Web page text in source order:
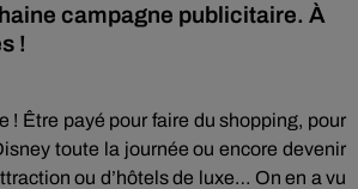
campagne publicitaire. À
!
! Être payé pour faire du shopping, pour
toute la journée ou encore devenir
ou d’hôtels de luxe… On en a vu